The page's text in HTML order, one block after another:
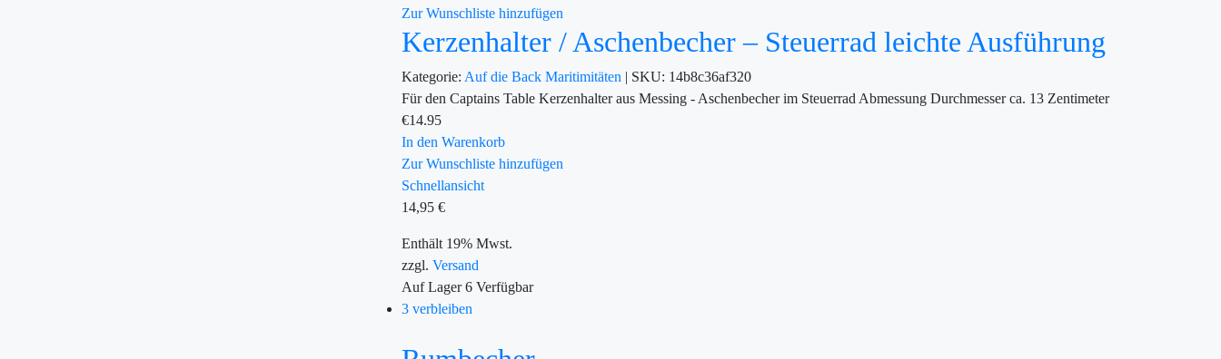
Zur Wunschliste hinzufügen
Kerzenhalter / Aschenbecher – Steuerrad leichte Ausführung
Kategorie: Auf die Back Maritimitäten | SKU: 14b8c36af320
Für den Captains Table Kerzenhalter aus Messing - Aschenbecher im Steuerrad Abmessung Durchmesser ca. 13 Zentimeter
€14.95
In den Warenkorb
Zur Wunschliste hinzufügen
Schnellansicht
14,95 €
Enthält 19% Mwst.
zzgl. Versand
Auf Lager6 Verfügbar
3 verbleiben